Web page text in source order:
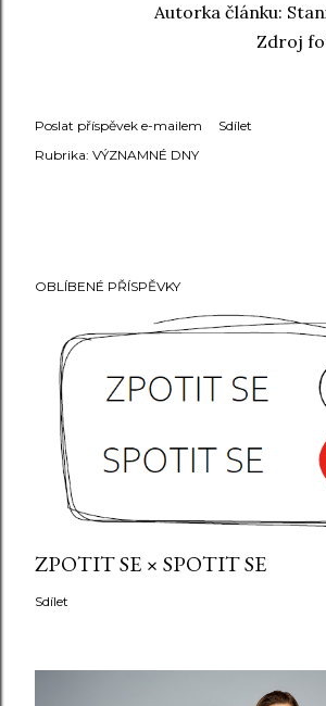
Autorka článku:
Zdroj
Poslat příspěvek e-mailem
Sdílet
Rubrika: VÝZNAMNÉ DNY
OBLÍBENÉ PŘÍSPĚVKY
ZPOTIT SE × SPOTIT SE
Sdílet